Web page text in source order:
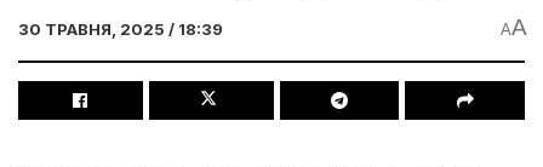
30 ТРАВНЯ, 2025 / 18:39 AA